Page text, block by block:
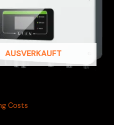
AUSVERKAUFT
Costs